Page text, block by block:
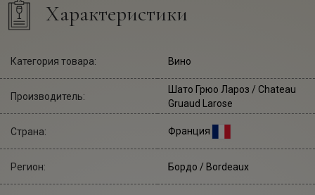
Характеристики
Категория товара: Вино
Производитель:
Шато Грюо Лароз / Chateau
Gruaud Larose
Страна: Франция
Регион: Бордо / Bordeaux